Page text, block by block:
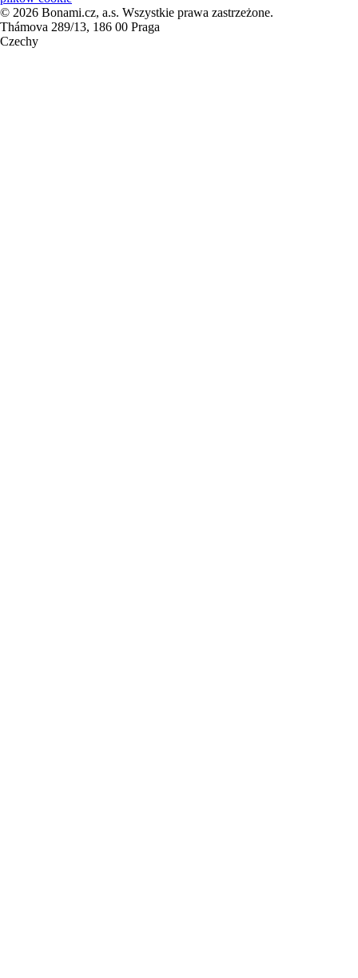
© 2026 Bonami.cz, a.s. Wszystkie prawa zastrzeżone.
Thámova 289/13, 186 00 Praga
Czechy